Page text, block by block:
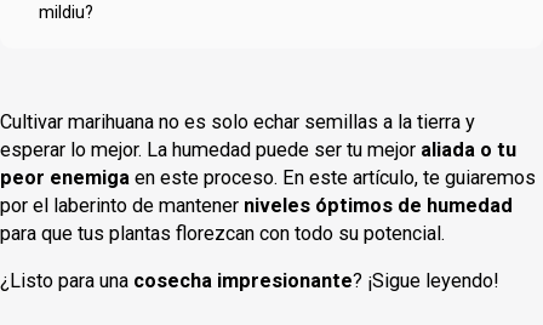
mildiu?
Cultivar marihuana no es solo echar semillas a la tierra y
esperar lo mejor. La humedad puede ser tu mejor aliada o tu
peor enemiga en este proceso. En este artículo, te guiaremos
por el laberinto de mantener niveles óptimos de humedad
para que tus plantas florezcan con todo su potencial.
¿Listo para una cosecha impresionante? ¡Sigue leyendo!